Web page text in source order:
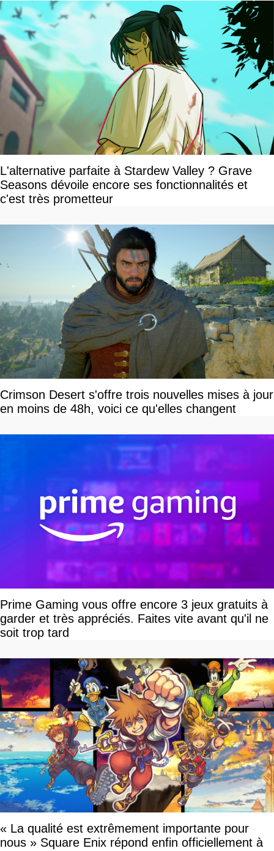
L'alternative parfaite à Stardew Valley ? Grave
Seasons dévoile encore ses fonctionnalités et
c'est très prometteur
Crimson Desert s'offre trois nouvelles mises à jour
en moins de 48h, voici ce qu'elles changent
Prime Gaming vous offre encore 3 jeux gratuits à
garder et très appréciés. Faites vite avant qu'il ne
soit trop tard
« La qualité est extrêmement importante pour
nous » Square Enix répond enfin officiellement à